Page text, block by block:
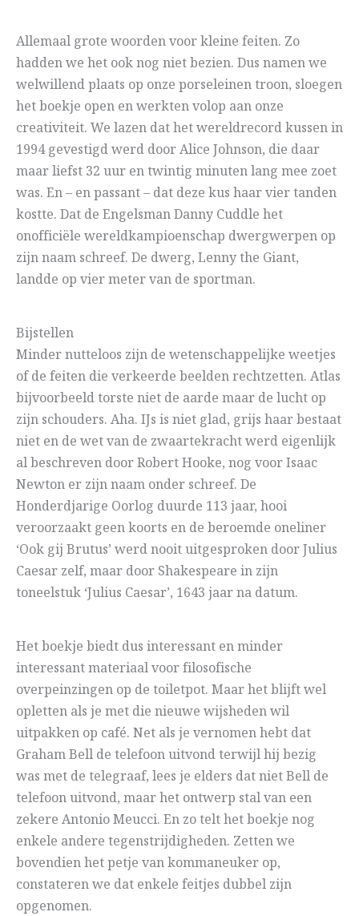
Allemaal grote woorden voor kleine feiten. Zo
hadden we het ook nog niet bezien. Dus namen we
welwillend plaats op onze porseleinen troon, sloegen
het boekje open en werkten volop aan onze
creativiteit. We lazen dat het wereldrecord kussen in
1994 gevestigd werd door Alice Johnson, die daar
maar liefst 32 uur en twintig minuten lang mee zoet
was. En – en passant – dat deze kus haar vier tanden
kostte. Dat de Engelsman Danny Cuddle het
onofficiële wereldkampioenschap dwergwerpen op
zijn naam schreef. De dwerg, Lenny the Giant,
landde op vier meter van de sportman.
Bijstellen
Minder nutteloos zijn de wetenschappelijke weetjes
of de feiten die verkeerde beelden rechtzetten. Atlas
bijvoorbeeld torste niet de aarde maar de lucht op
zijn schouders. Aha. IJs is niet glad, grijs haar bestaat
niet en de wet van de zwaartekracht werd eigenlijk
al beschreven door Robert Hooke, nog voor Isaac
Newton er zijn naam onder schreef. De
Honderdjarige Oorlog duurde 113 jaar, hooi
veroorzaakt geen koorts en de beroemde oneliner
‘Ook gij Brutus’ werd nooit uitgesproken door Julius
Caesar zelf, maar door Shakespeare in zijn
toneelstuk ‘Julius Caesar’, 1643 jaar na datum.
Het boekje biedt dus interessant en minder
interessant materiaal voor filosofische
overpeinzingen op de toiletpot. Maar het blijft wel
opletten als je met die nieuwe wijsheden wil
uitpakken op café. Net als je vernomen hebt dat
Graham Bell de telefoon uitvond terwijl hij bezig
was met de telegraaf, lees je elders dat niet Bell de
telefoon uitvond, maar het ontwerp stal van een
zekere Antonio Meucci. En zo telt het boekje nog
enkele andere tegenstrijdigheden. Zetten we
bovendien het petje van kommaneuker op,
constateren we dat enkele feitjes dubbel zijn
opgenomen.